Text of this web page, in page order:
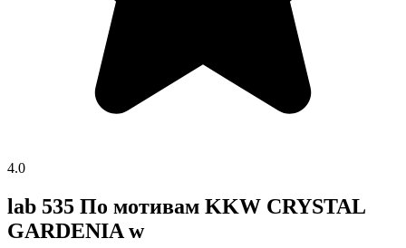
4.0
lab 535 По мотивам KKW CRYSTAL
GARDENIA w